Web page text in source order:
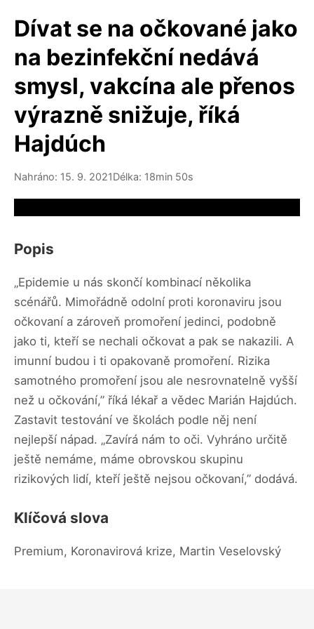
Dívat se na očkované jako
na bezinfekční nedává
smysl, vakcína ale přenos
výrazně snižuje, říká
Hajdúch
Nahráno: 15. 9. 2021Délka: 18min 50s
Popis
„Epidemie u nás skončí kombinací několika
scénářů. Mimořádně odolní proti koronaviru jsou
očkovaní a zároveň promoření jedinci, podobně
jako ti, kteří se nechali očkovat a pak se nakazili. A
imunní budou i ti opakovaně promoření. Rizika
samotného promoření jsou ale nesrovnatelně vyšší
než u očkování,” říká lékař a vědec Marián Hajdúch.
Zastavit testování ve školách podle něj není
nejlepší nápad. „Zavírá nám to oči. Vyhráno určitě
ještě nemáme, máme obrovskou skupinu
rizikových lidí, kteří ještě nejsou očkovaní,” dodává.
Klíčová slova
Premium, Koronavirová krize, Martin Veselovský